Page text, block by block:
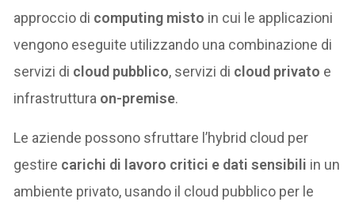
approccio di computing misto in cui le applicazioni
vengono eseguite utilizzando una combinazione di
servizi di cloud pubblico, servizi di cloud privato e
infrastruttura on-premise.
Le aziende possono sfruttare l’hybrid cloud per
gestire carichi di lavoro critici e dati sensibili in un
ambiente privato, usando il cloud pubblico per le